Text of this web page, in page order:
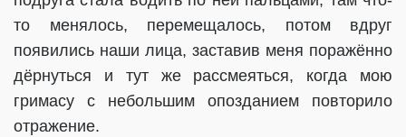
то менялось, перемещалось, потом вдруг
появились наши лица, заставив меня поражённо
дёрнуться и тут же рассмеяться, когда мою
гримасу с небольшим опозданием повторило
отражение.